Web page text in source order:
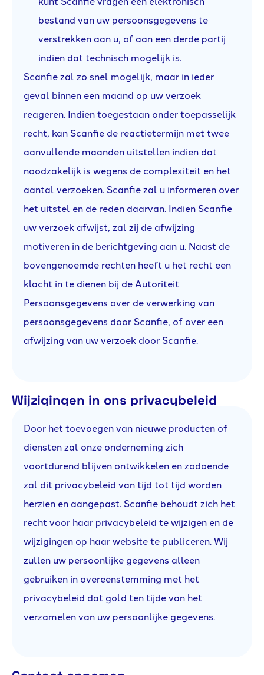
bestand van uw persoonsgegevens te
verstrekken aan u, of aan een derde partij
indien dat technisch mogelijk is.
Scanfie zal zo snel mogelijk, maar in ieder
geval binnen een maand op uw verzoek
reageren. Indien toegestaan onder toepasselijk
recht, kan Scanfie de reactietermijn met twee
aanvullende maanden uitstellen indien dat
noodzakelijk is wegens de complexiteit en het
aantal verzoeken. Scanfie zal u informeren over
het uitstel en de reden daarvan. Indien Scanfie
uw verzoek afwijst, zal zij de afwijzing
motiveren in de berichtgeving aan u. Naast de
bovengenoemde rechten heeft u het recht een
klacht in te dienen bij de Autoriteit
Persoonsgegevens over de verwerking van
persoonsgegevens door Scanfie, of over een
afwijzing van uw verzoek door Scanfie.
Wijzigingen in ons privacybeleid
Door het toevoegen van nieuwe producten of
diensten zal onze onderneming zich
voortdurend blijven ontwikkelen en zodoende
zal dit privacybeleid van tijd tot tijd worden
herzien en aangepast. Scanfie behoudt zich het
recht voor haar privacybeleid te wijzigen en de
wijzigingen op haar website te publiceren. Wij
zullen uw persoonlijke gegevens alleen
gebruiken in overeenstemming met het
privacybeleid dat gold ten tijde van het
verzamelen van uw persoonlijke gegevens.